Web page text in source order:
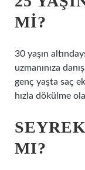
MI?
30 yaşın
uzmanınıza
genç yaşta saç
hızla dökülme
MI?